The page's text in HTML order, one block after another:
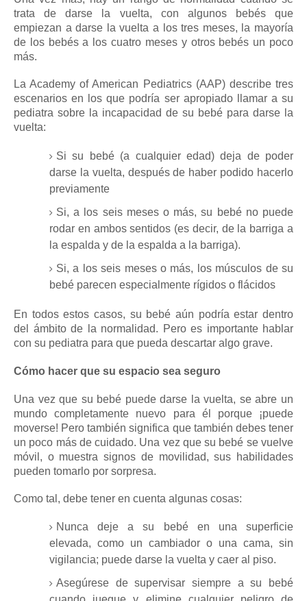
trata de darse la vuelta, con algunos bebés que
empiezan a darse la vuelta a los tres meses, la mayoría
de los bebés a los cuatro meses y otros bebés un poco
más.
La Academy of American Pediatrics (AAP) describe tres
escenarios en los que podría ser apropiado llamar a su
pediatra sobre la incapacidad de su bebé para darse la
vuelta:
Si su bebé (a cualquier edad) deja de poder
darse la vuelta, después de haber podido hacerlo
previamente
Si, a los seis meses o más, su bebé no puede
rodar en ambos sentidos (es decir, de la barriga a
la espalda y de la espalda a la barriga).
Si, a los seis meses o más, los músculos de su
bebé parecen especialmente rígidos o flácidos
En todos estos casos, su bebé aún podría estar dentro
del ámbito de la normalidad. Pero es importante hablar
con su pediatra para que pueda descartar algo grave.
Cómo hacer que su espacio sea seguro
Una vez que su bebé puede darse la vuelta, se abre un
mundo completamente nuevo para él porque ¡puede
moverse! Pero también significa que también debes tener
un poco más de cuidado. Una vez que su bebé se vuelve
móvil, o muestra signos de movilidad, sus habilidades
pueden tomarlo por sorpresa.
Como tal, debe tener en cuenta algunas cosas:
Nunca deje a su bebé en una superficie
elevada, como un cambiador o una cama, sin
vigilancia; puede darse la vuelta y caer al piso.
Asegúrese de supervisar siempre a su bebé